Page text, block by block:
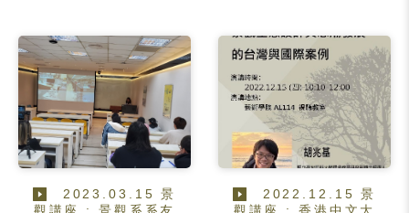
2023.03.15 景
2022.12.15 景